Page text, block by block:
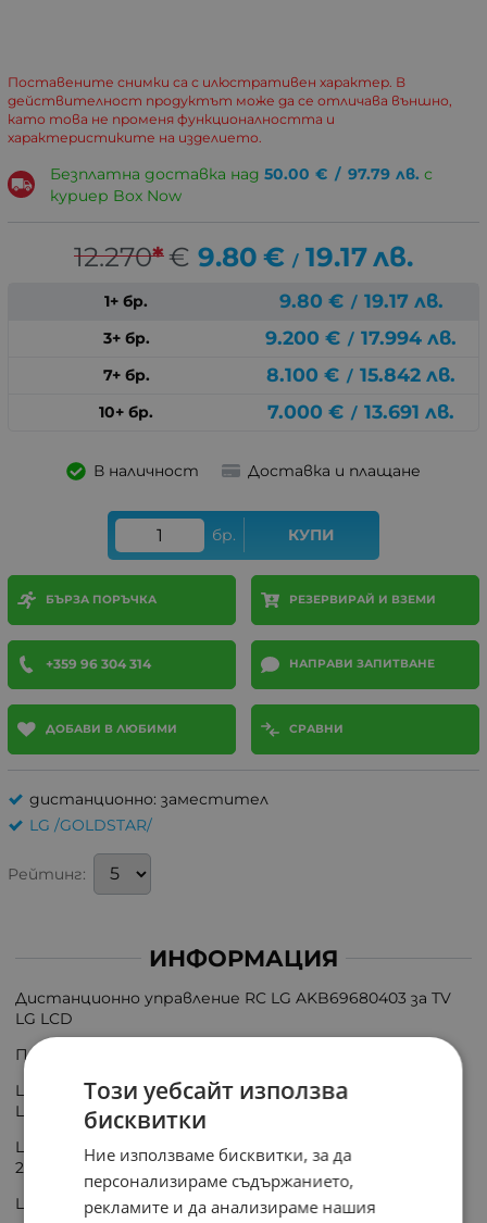
Поставените снимки са с илюстративен характер. В
действителност продуктът може да се отличава външно,
като това не променя функционалността и
характеристиките на изделието.
Безплатна доставка над 50.00 € / 97.79 лв. с
куриер Box Now
12.270*€ 9.80 € / 19.17лв.
1+ бр. 9.80 € / 19.17 лв.
3+ бр. 9.200 € / 17.994 лв.
7+ бр. 8.100 € / 15.842 лв.
10+ бр. 7.000 € / 13.691 лв.
В наличност Доставка и плащане
бр. КУПИ
БЪРЗА ПОРЪЧКА РЕЗЕРВИРАЙ И ВЗЕМИ
+359 96 304 314 НАПРАВИ ЗАПИТВАНЕ
ДОБАВИ В ЛЮБИМИ СРАВНИ
дистанционно: заместител
LG /GOLDSTAR/
Рейтинг:
ИНФОРМАЦИЯ
Дистанционно управление RC LG AKB69680403 за TV
LG LCD
Подходящо за:
LE19B350, LE19B450, LE-19B450, LE19B450C4WXXU,
LE19B455, LE-19B650, LE19B650, LE19B650T6W, LE19C430,
LE22B350, LE-22B450, LE22B450, LE22B451, LE22B455, LE-
22B650, LE22B650, LE22B655, LE22C430,
LE26B350, LE26B355, LE26B450, LE26B460,
Този уебсайт използва
бисквитки
Ние използваме бисквитки, за да
персонализираме съдържанието,
рекламите и да анализираме нашия